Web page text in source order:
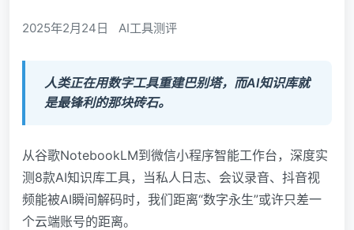
2025年2月24日 AI工具测评
人类正在用数字工具重建巴别塔，而AI知识库就
是最锋利的那块砖石。
从谷歌NotebookLM到微信小程序智能工作台，深度实
测8款AI知识库工具，当私人日志、会议录音、抖音视
频能被AI瞬间解码时，我们距离“数字永生”或许只差一
个云端账号的距离。